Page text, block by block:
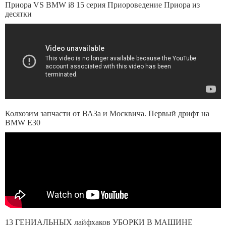
Приора VS BMW i8 15 серия Приороведение Приора из
десятки
Колхозим запчасти от ВАЗа и Москвича. Первый дрифт на
BMW E30
13 ГЕНИАЛЬНЫХ лайфхаков УБОРКИ В МАШИНЕ